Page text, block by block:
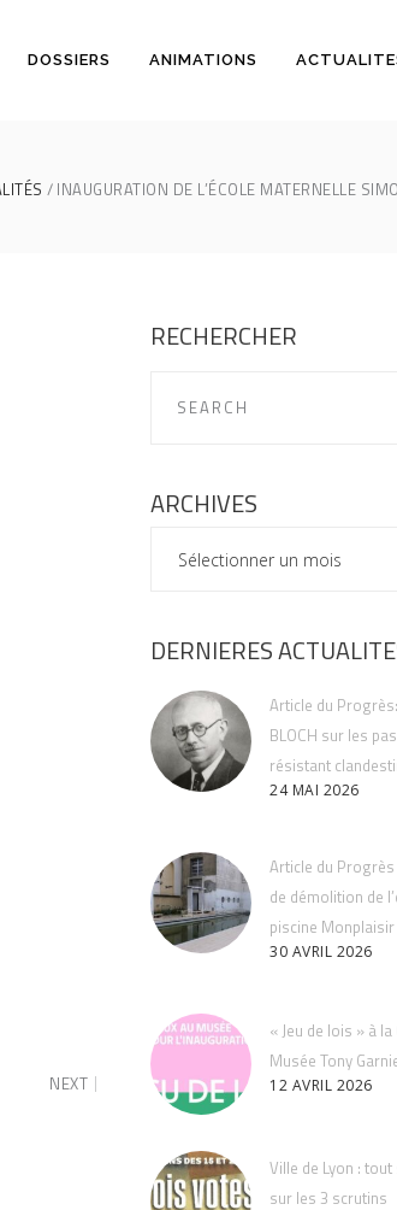
DOSSIERS ANIMATIONS
INAUGURATION DE L’ÉCOLE MATERNELLE
NEXT
RECHERCHER
ARCHIVES
ARCHIVES
DERNIERES
Article du
BLOCH sur les
résistant
24 MAI 2026
Article du
de démolition de
piscine Monplaisir
30 AVRIL 2026
« Jeu de lois » à la
Musée Tony
12 AVRIL 2026
Ville de Lyon :
sur les 3 scrutins